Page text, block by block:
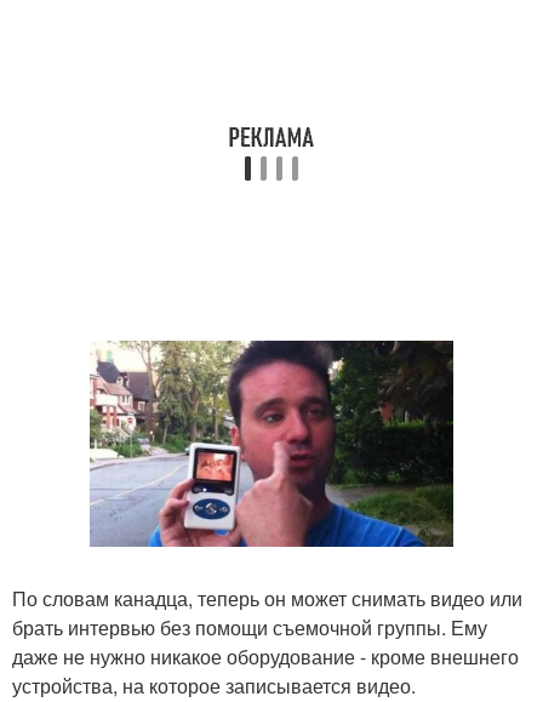
По словам канадца, теперь он может снимать видео или
брать интервью без помощи съемочной группы. Ему
даже не нужно никакое оборудование - кроме внешнего
устройства, на которое записывается видео.